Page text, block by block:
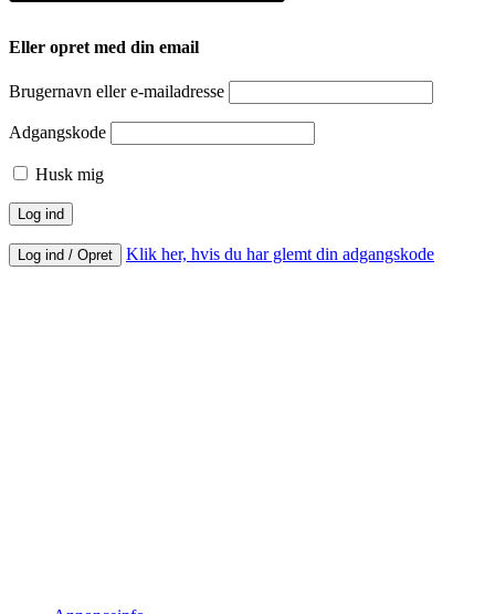
Eller opret med din email
Brugernavn eller e-mailadresse
Adgangskode
Husk mig
Log ind / Opret Klik her, hvis du har glemt din adgangskode